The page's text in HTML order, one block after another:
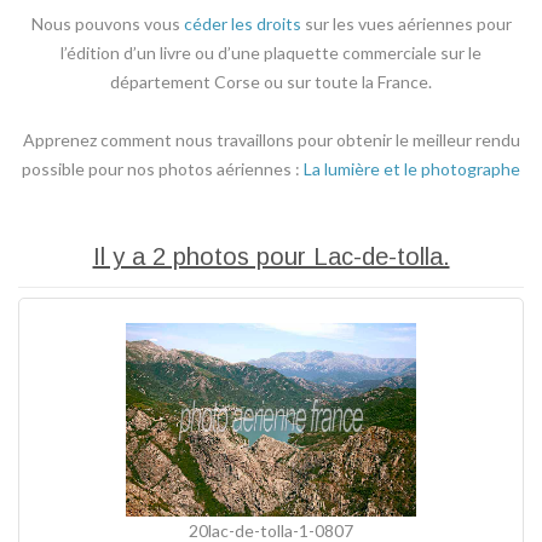
Nous pouvons vous céder les droits sur les vues aériennes pour
l’édition d’un livre ou d’une plaquette commerciale sur le
département Corse ou sur toute la France.
Apprenez comment nous travaillons pour obtenir le meilleur rendu
possible pour nos photos aériennes : La lumière et le photographe
Il y a 2 photos pour Lac-de-tolla.
20lac-de-tolla-1-0807